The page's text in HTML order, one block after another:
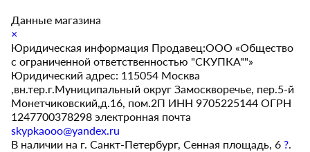
Данные магазина
×
Юридическая информация Продавец:ООО «Общество
с ограниченной ответственностью "СКУПКА""»
Юридический адрес: 115054 Москва
,вн.тер.г.Муниципальный округ Замоскворечье, пер.5-й
Монетчиковский,д.16, пом.2П ИНН 9705225144 ОГРН
1247700378298 электронная почта
skypkaooo@yandex.ru
В наличии на г. Санкт-Петербург, Сенная площадь, 6?.